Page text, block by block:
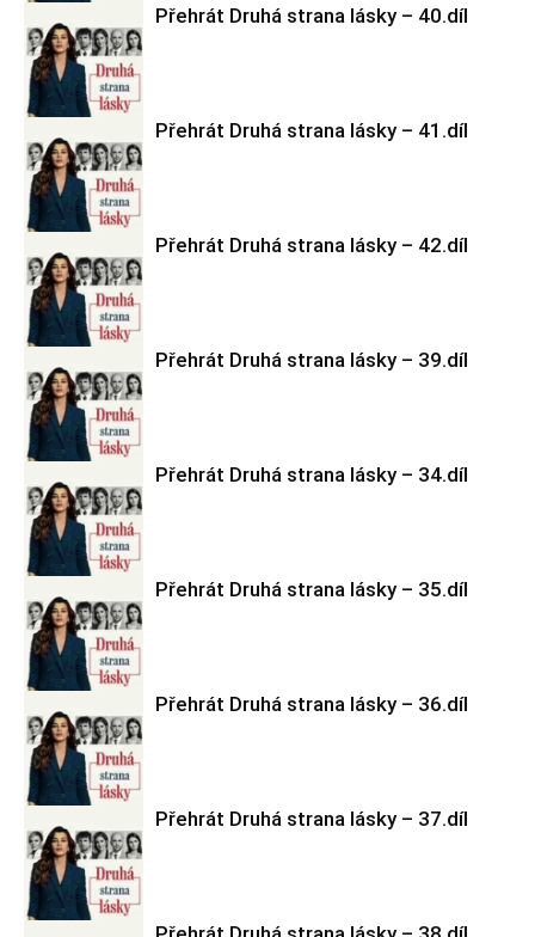
Druhá strana
lásky
Druhá strana
lásky
Přehrát Druhá strana lásky – 40.díl
Druhá strana
lásky
Přehrát Druhá strana lásky – 41.díl
Druhá strana
lásky
Přehrát Druhá strana lásky – 42.díl
Druhá strana
lásky
Přehrát Druhá strana lásky – 39.díl
Druhá strana
lásky
Přehrát Druhá strana lásky – 34.díl
Druhá strana
lásky
Přehrát Druhá strana lásky – 35.díl
Druhá strana
lásky
Přehrát Druhá strana lásky – 36.díl
Přehrát Druhá strana lásky – 37.díl